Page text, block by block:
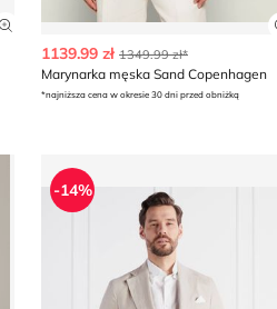
Zobacz szczegóły produktu
1139.99 zł 1349.99 zł*
Marynarka męska Sand Copenhagen
*najniższa cena w okresie 30 dni przed obniżką
Marynarka męska na
-14%